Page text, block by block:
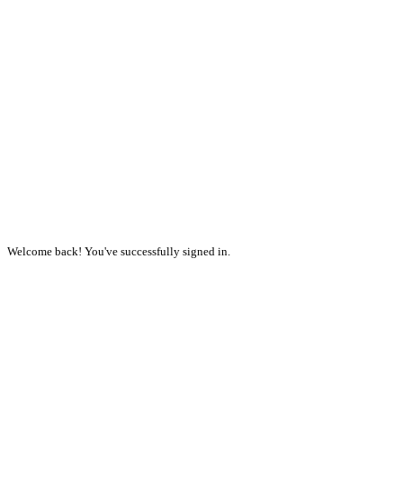
Welcome back! You've successfully signed in.